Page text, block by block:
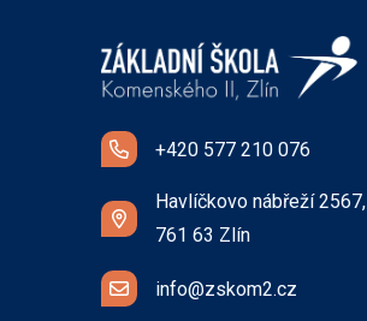
+420 577 210 076
Havlíčkovo nábřeží 2567,
761 63 Zlín
info@zskom2.cz